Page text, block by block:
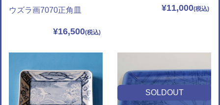
ウズラ画7070正角皿
¥16,500
¥11,000
SOLDOUT